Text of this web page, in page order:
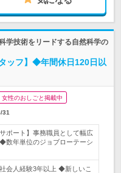
学技術をリードする自然科学の
ッフ】◆年間休日120日以
女性のおしごと掲載中
31
ポート】事務職員として幅広
数年単位のジョブローテーシ
会人経験3年以上 ◆新しいこ